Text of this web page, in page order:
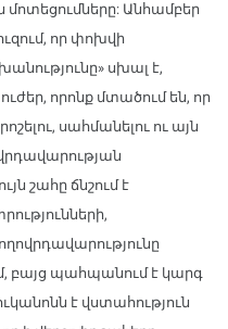
մոտեցումները: Անհամբեր
որ փոխվի
սխալ է,
որոնք մտածում են, որ
սահմանելու ու այն
շահը ճնշում է
բայց պահպանում է կարգ
է վստահություն